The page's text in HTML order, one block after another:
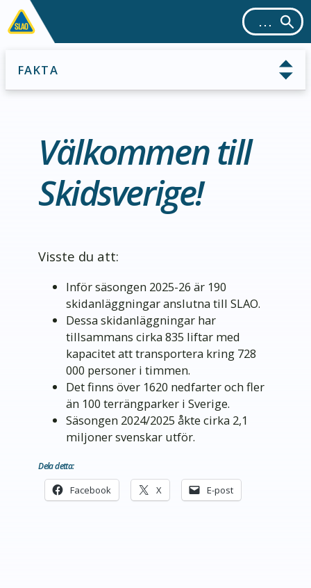
FAKTA
Välkommen till
Skidsverige!
Visste du att:
Inför säsongen 2025-26 är 190
skidanläggningar anslutna till SLAO.
Dessa skidanläggningar har
tillsammans cirka 835 liftar med
kapacitet att transportera kring 728
000 personer i timmen.
Det finns över 1620 nedfarter och fler
än 100 terrängparker i Sverige.
Säsongen 2024/2025 åkte cirka 2,1
miljoner svenskar utför.
Dela detta:
Facebook X E-post